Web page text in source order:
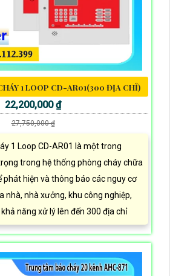
1 LOOP CD-AR01(300 ĐỊA CHỈ)
22,200,000 ₫
27,750,000 ₫
1 Loop CD-AR01 là một trong
trong hệ thống phòng cháy chữa
phát hiện và thông báo các nguy cơ
nhà, nhà xưởng, khu công nghiệp,
năng xử lý lên đến 300 địa chỉ